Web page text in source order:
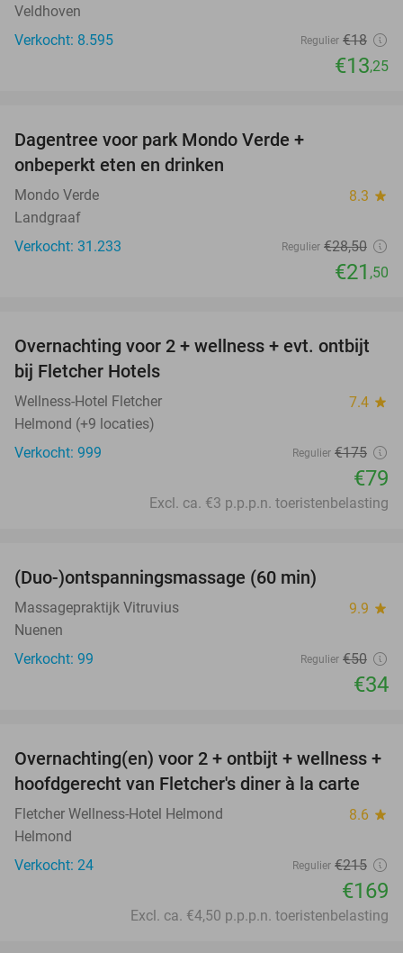
Veldhoven
Verkocht: 8.595
Regulier €18
€13,25
Dagentree voor park Mondo Verde +
onbeperkt eten en drinken
Mondo Verde 8.3 star
Landgraaf
Verkocht: 31.233
Regulier €28,50
€21 ,50
55%
Overnachting voor 2 + wellness + evt. ontbijt
bij Fletcher Hotels
Wellness-Hotel Fletcher 7.4 star
Helmond (+9 locaties)
Verkocht: 999
Regulier €175
€79
Excl. ca. €3 p.p.p.n. toeristenbelasting
(Duo-)ontspanningsmassage (60 min)
Massagepraktijk Vitruvius 9.9 star
Nuenen
Verkocht: 99
Regulier €50
€34
21%
Overnachting(en) voor 2 + ontbijt + wellness +
hoofdgerecht van Fletcher's diner à la carte
Fletcher Wellness-Hotel Helmond 8.6 star
Helmond
Verkocht: 24
Regulier €215
€169
Excl. ca. €4,50 p.p.p.n. toeristenbelasting